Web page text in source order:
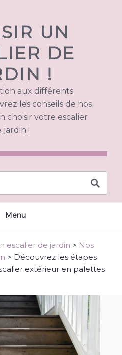
UN
DE
!
aux différents
les conseils de nos
choisir votre escalier
jardin !
Menu
escalier de jardin > Nos
> Découvrez les étapes
extérieur en palettes